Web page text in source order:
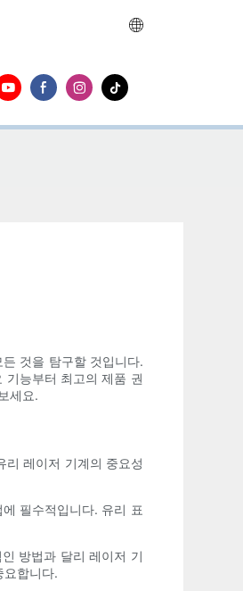
것을 탐구할 것입니다.
기능부터 최고의 제품 권
세요.
리 레이저 기계의 중요성
필수적입니다. 유리 표
방법과 달리 레이저 기
요합니다.